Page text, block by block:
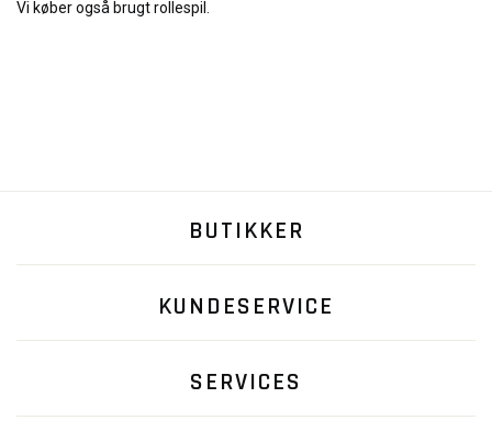
Vi køber også brugt rollespil.
BUTIKKER
KUNDESERVICE
SERVICES